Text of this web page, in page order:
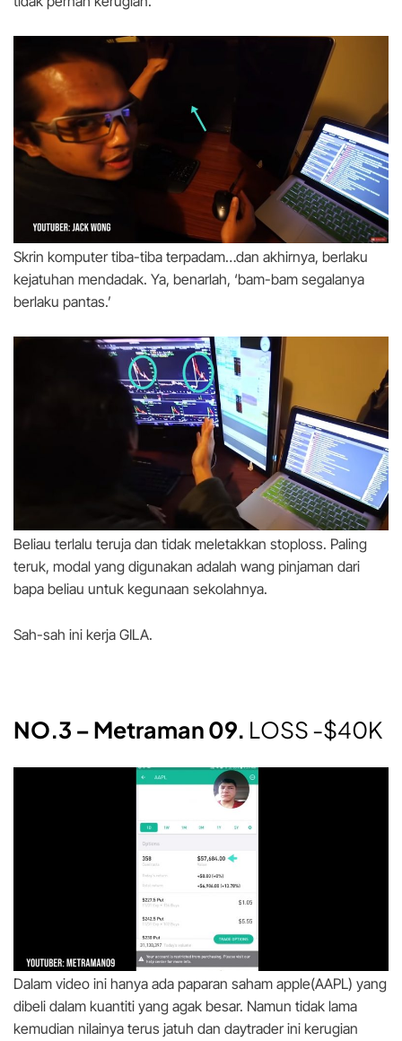
Skrin komputer tiba-tiba terpadam…dan akhirnya, berlaku
kejatuhan mendadak. Ya, benarlah, ‘bam-bam segalanya
berlaku pantas.’
Beliau terlalu teruja dan tidak meletakkan stoploss. Paling
teruk, modal yang digunakan adalah wang pinjaman dari
bapa beliau untuk kegunaan sekolahnya.
Sah-sah ini kerja GILA.
NO.3 – Metraman 09. LOSS -$40K
Dalam video ini hanya ada paparan saham apple(AAPL) yang
dibeli dalam kuantiti yang agak besar. Namun tidak lama
kemudian nilainya terus jatuh dan daytrader ini kerugian